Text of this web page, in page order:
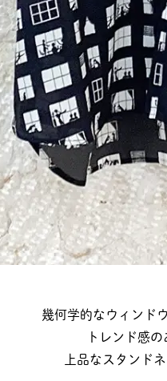
幾何学的なウィンド
トレンド感
上品なスタンド